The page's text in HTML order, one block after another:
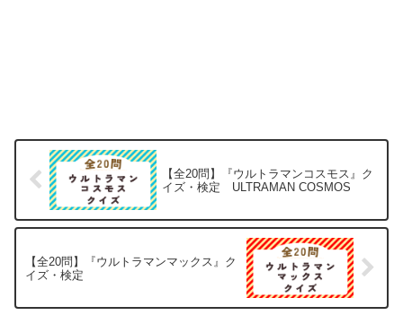
【全20問】『ウルトラマンコスモス』ク
イズ・検定 ULTRAMAN COSMOS
【全20問】『ウルトラマンマックス』ク
イズ・検定